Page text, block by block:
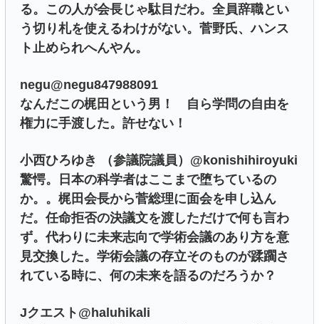
る。この人が会長じゃ駄目だわ。全員辞職とい
う切り札を使えるわけがない。菅野氏、ハンス
ト止められへんやん。
negu@negu847988091
なんだこの梶田という男！ 自ら学問の自由を
権力に手渡した。許せない！
小西ひろゆき （参議院議員）@konishihiroyuki
驚愕。日本の科学者はここまで堕ちているの
か。。梶田会長から菅総理に面会を申し込ん
だ。任命拒否の決議文を渡しただけで何も言わ
ず。代わりに未来志向で学術会議のあり方を意
見交換した。学術会議の存立そのものが蹂躙さ
れている時に、何の未来を語るのだろうか？
Jクエスト@haluhikali